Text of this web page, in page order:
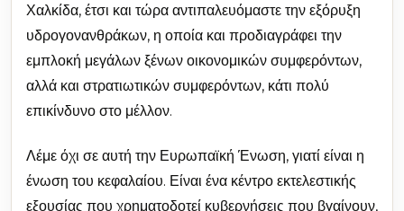
Χαλκίδα, έτσι και τώρα αντιπαλευόμαστε την εξόρυξη
υδρογονανθράκων, η οποία και προδιαγράφει την
εμπλοκή μεγάλων ξένων οικονομικών συμφερόντων,
αλλά και στρατιωτικών συμφερόντων, κάτι πολύ
επικίνδυνο στο μέλλον.
Λέμε όχι σε αυτή την Ευρωπαϊκή Ένωση, γιατί είναι η
ένωση του κεφαλαίου. Είναι ένα κέντρο εκτελεστικής
εξουσίας που χρηματοδοτεί κυβερνήσεις που βγαίνουν,